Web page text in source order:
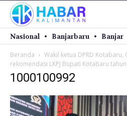
Nasional Banjarbaru Banjar
Beranda
Wakil ketua DPRD
rekomendasi LKPJ Bupati Kotabaru
1000100992